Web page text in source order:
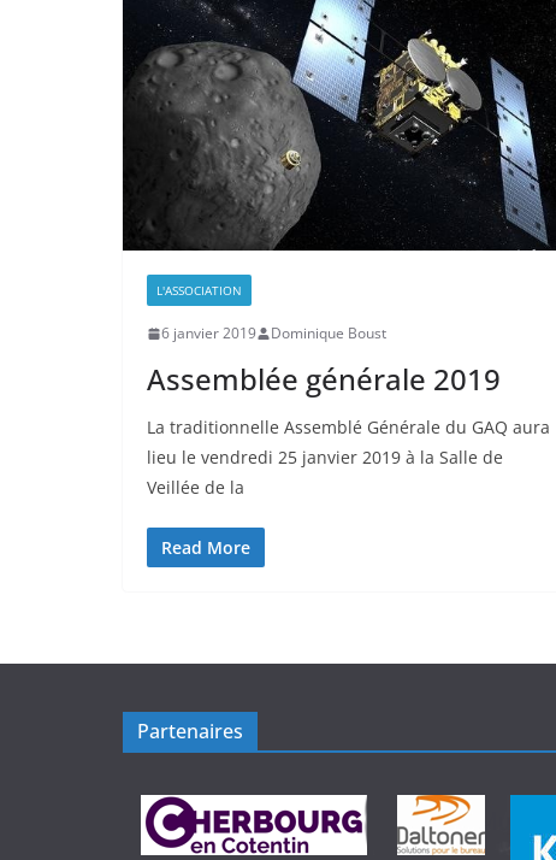
L'ASSOCIATION
6 janvier 2019 Dominique Boust
Assemblée générale 2019
La traditionnelle Assemblé Générale du GAQ aura
lieu le vendredi 25 janvier 2019 à la Salle de
Veillée de la
Read More
Partenaires